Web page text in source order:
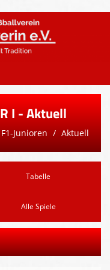
I - Aktuell
F1-Junioren Aktuell
Tabelle
Alle Spiele